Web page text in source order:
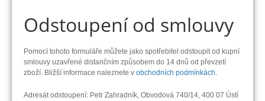
Odstoupení od smlouvy
Pomocí tohoto formuláře můžete jako spotřebitel odstoupit od kupní
smlouvy uzavřené distančním způsobem do 14 dnů od převzetí
zboží. Bližší informace naleznete v obchodních podmínkách.
Adresát odstoupení: Petr Zahradník, Obvodová 740/14, 400 07 Ústí